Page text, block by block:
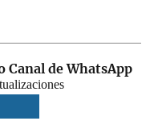
Canal de WhatsApp